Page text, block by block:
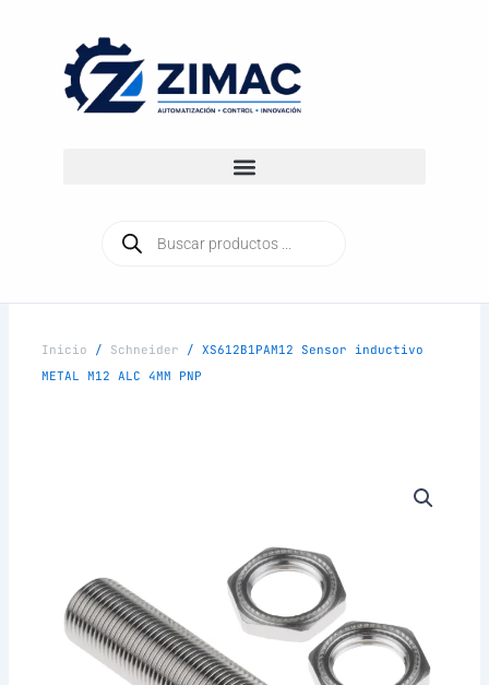
contenido
productos
Inicio / Schneider / XS612B1PAM12 Sensor inductivo
METAL M12 ALC 4MM PNP